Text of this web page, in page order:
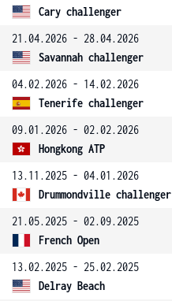
Cary challenger
21.04.2026 - 28.04.2026
Savannah challenger
04.02.2026 - 14.02.2026
Tenerife challenger
09.01.2026 - 02.02.2026
Hongkong ATP
13.11.2025 - 04.01.2026
Drummondville challenger
21.05.2025 - 02.09.2025
French Open
13.02.2025 - 25.02.2025
Delray Beach